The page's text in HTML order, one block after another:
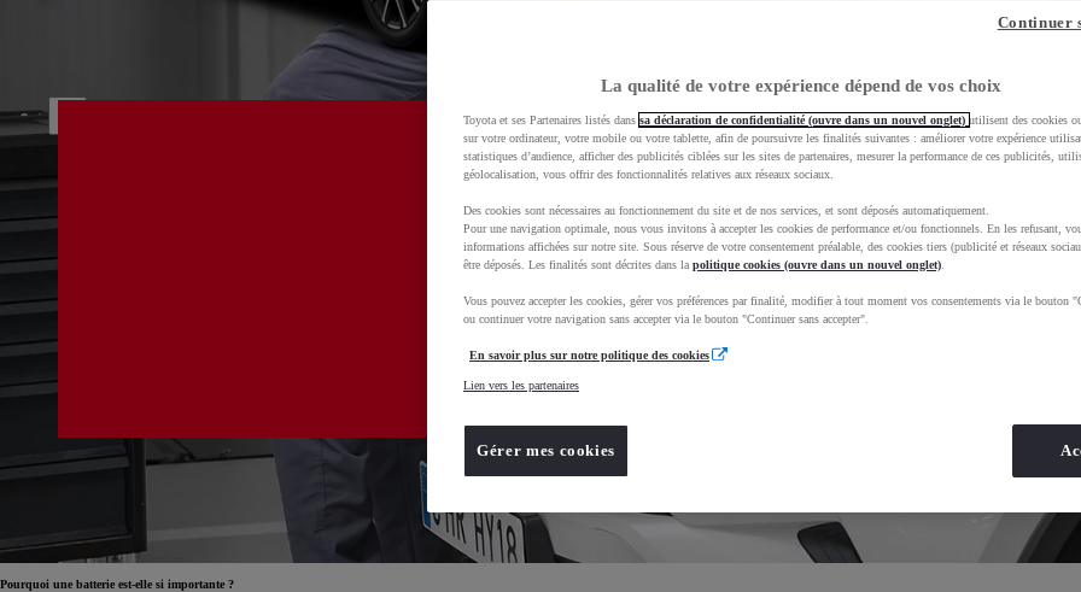
Pourquoi une batterie est-elle si importante ?
La qualité de votre expérience dépend de vos choix
Toyota et ses Partenaires listés dans sa déclaration de confidentialité (ouvre dans un nouvel onglet) utilisent des cookies
sur votre ordinateur, votre mobile ou votre tablette, afin de poursuivre les finalités suivantes : améliorer votre expérience
statistiques d’audience, afficher des publicités ciblées sur les sites de partenaires, mesurer la performance de ces publicités,
géolocalisation, vous offrir des fonctionnalités relatives aux réseaux sociaux.
Des cookies sont nécessaires au fonctionnement du site et de nos services, et sont déposés automatiquement.
Pour une navigation optimale, nous vous invitons à accepter les cookies de performance et/ou fonctionnels. En les refusant,
informations affichées sur notre site. Sous réserve de votre consentement préalable, des cookies tiers (publicité et réseaux
être déposés. Les finalités sont décrites dans la politique cookies (ouvre dans un nouvel onglet)
Vous pouvez accepter les cookies, gérer vos préférences par finalité, modifier à tout moment vos consentements via le bouton
ou continuer votre navigation sans accepter via le bouton "Continuer sans accepter".
En savoir plus sur notre politique des cookies
Lien vers les partenaires
Gérer mes cookies
Continuer